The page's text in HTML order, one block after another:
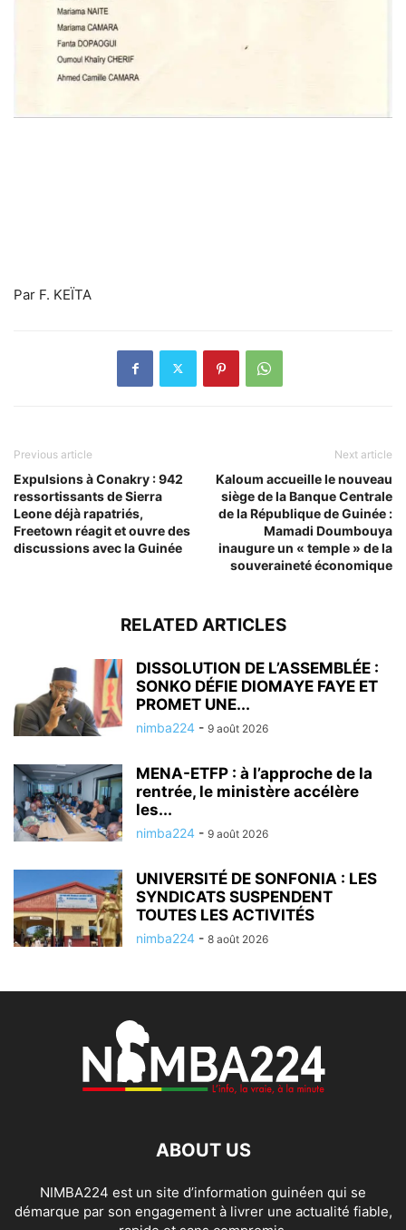
Par F. KEÏTA
Previous article
Expulsions à Conakry : 942
ressortissants de Sierra
Leone déjà rapatriés,
Freetown réagit et ouvre des
discussions avec la Guinée
Next article
Kaloum accueille le nouveau
siège de la Banque Centrale
de la République de Guinée :
Mamadi Doumbouya
inaugure un « temple » de la
souveraineté économique
RELATED ARTICLES
DISSOLUTION DE L’ASSEMBLÉE :
SONKO DÉFIE DIOMAYE FAYE ET
PROMET UNE...
nimba224 - 9 août 2026
MENA-ETFP : à l’approche de la
rentrée, le ministère accélère
les...
nimba224 - 9 août 2026
UNIVERSITÉ DE SONFONIA : LES
SYNDICATS SUSPENDENT
TOUTES LES ACTIVITÉS
nimba224 - 8 août 2026
ABOUT US
NIMBA224 est un site d’information guinéen qui se
démarque par son engagement à livrer une actualité fiable,